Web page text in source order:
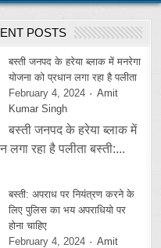
POSTS
बस्ती जनपद के हरेया ब्लाक में मनरेगा
योजना को प्रधान लगा रहा है पलीता
February 4, 2024
Amit
Kumar Singh
बस्ती जनपद के हरेया ब्लाक में
लगा रहा है पलीता बस्ती:...
बस्ती: अपराध पर नियंत्रण करने के
लिए पुलिस का भय अपराधियो पर
होना चाहिए
February 4, 2024
Amit